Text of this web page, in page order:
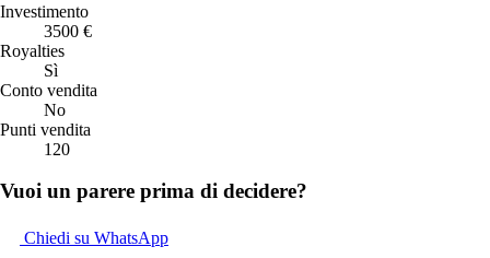
Investimento
3500 €
Royalties
Sì
Conto vendita
No
Punti vendita
120
Vuoi un parere prima di decidere?
Chiedi su WhatsApp